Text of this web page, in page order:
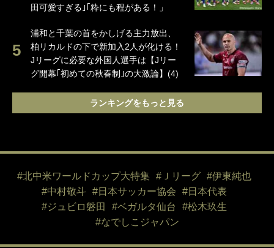
田可愛すぎる｣｢粋にも程がある！」
浦和と千葉の首をかしげる主力放出、
柏リカルドの下で新加入2人が化ける！
Jリーグに必要な外国人選手は【Jリー
グ開幕｢初めての秋春制｣の大激論】(4)
ランキングをもっと見る
#北中米ワールドカップ大特集 #Ｊリーグ
#伊東純也
#中村敬斗
#日本サッカー協会
#日本代表
#ジュビロ磐田
#ベガルタ仙台
#松木玖生
#なでしこジャパン